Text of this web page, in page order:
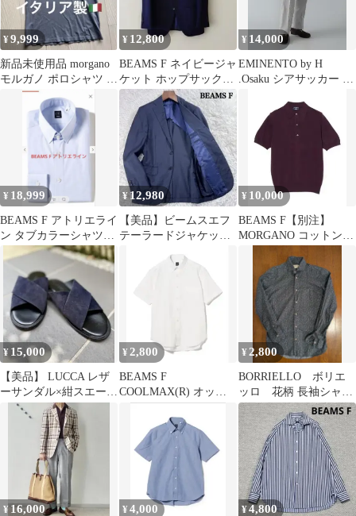
¥9,999
新品未使用品 morgano
モルガノ ポロシャツ イ
タリア製
¥ 12,800
BEAMS F ネイビージャ
ケット ホップサック
44 6R
¥ 14,000
EMINENTO by H
.Osaku シアサッカー ス
¥ 18,999
BEAMS F アトリエライ
ン タブカラーシャツ
Thomas Mason生地
¥ 12,980
【美品】ビームスエフ
テーラードジャケット
¥ 10,000
BEAMS F【別注】
MORGANO コットン
¥ 15,000
【美品】 LUCCA レザ
ーサンダル×紺スエード
¥ 2,800
BEAMS F
COOLMAX(R) オック
スフォード ボタンダウ
ンシャツ S
¥2,800
BORRIELLO ボリエ
ッロ 花柄 長袖シャツ
XS
¥ 16,000 ¥4,000 ¥4,800